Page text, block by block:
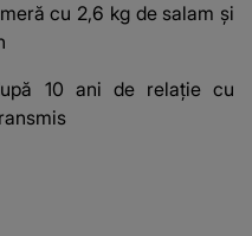
cu 2,6 kg de salam și
10 ani de relație cu